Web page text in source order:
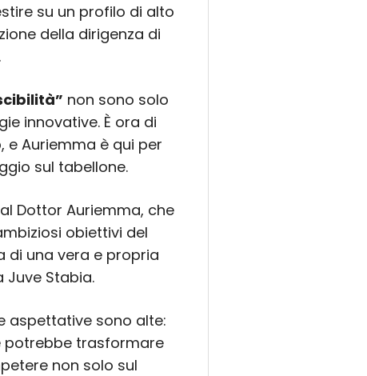
su un profilo di alto
della dirigenza di
non sono solo
innovative. È ora di
e Auriemma è qui per
sul tabellone.
Dottor Auriemma, che
obiettivi del
di una vera e propria
Stabia.
aspettative sono alte:
potrebbe trasformare
non solo sul